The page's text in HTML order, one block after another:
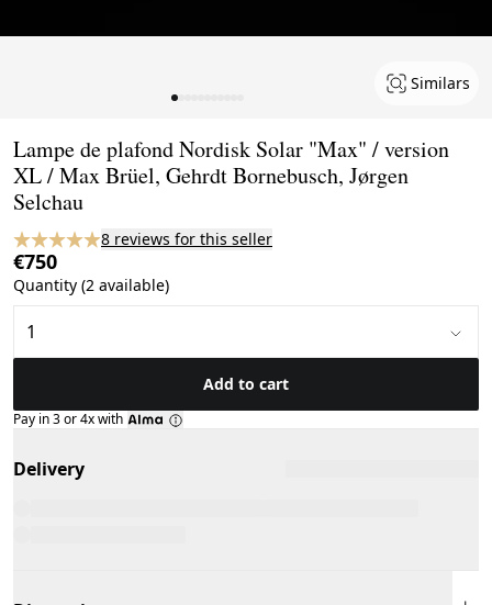
Similars
Lampe de plafond Nordisk Solar "Max" / version
XL / Max Brüel, Gehrdt Bornebusch, Jørgen
Selchau
8 reviews for this seller
€750
Quantity (2 available)
Add to cart
Pay in 3 or 4x with
Delivery